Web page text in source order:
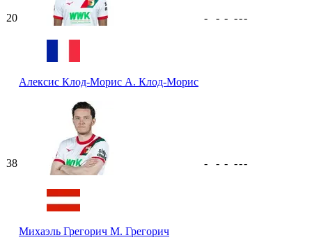
20
Алексис Клод-Морис А. Клод-Морис
- - - ---
38
Михаэль Грегорич М. Грегорич
- - - ---